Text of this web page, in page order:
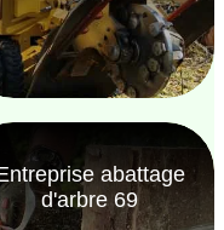
abattage
d'arbre 69